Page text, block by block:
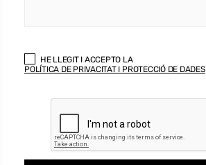
HE LLEGIT I ACCEPTO LA
POLÍTICA DE PRIVACITAT I PROTECCIÓ DE DADES